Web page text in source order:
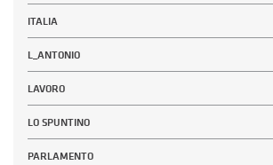
ITALIA
L_ANTONIO
LAVORO
LO SPUNTINO
PARLAMENTO